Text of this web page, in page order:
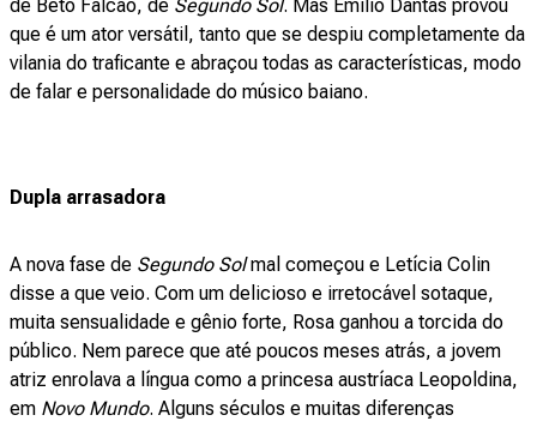
de Beto Falcão, de Segundo Sol. Mas Emilio Dantas provou
que é um ator versátil, tanto que se despiu completamente da
vilania do traficante e abraçou todas as características, modo
de falar e personalidade do músico baiano.
Dupla arrasadora
A nova fase de Segundo Solmal começou e Letícia Colin
disse a que veio. Com um delicioso e irretocável sotaque,
muita sensualidade e gênio forte, Rosa ganhou a torcida do
público. Nem parece que até poucos meses atrás, a jovem
atriz enrolava a língua como a princesa austríaca Leopoldina,
em Novo Mundo. Alguns séculos e muitas diferenças